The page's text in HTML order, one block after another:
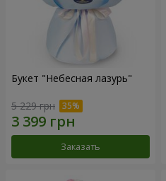
Букет "Небесная лазурь"
5 229 грн
Заказать